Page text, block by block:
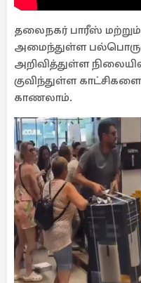
தலைநகர் பாரீஸ் மற்றும்
அமைந்துள்ள
அறிவித்துள்ள
குவிந்துள்ள
காணலாம்.